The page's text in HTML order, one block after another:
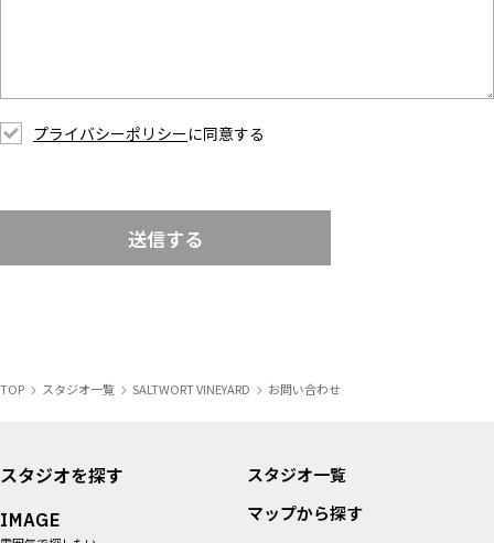
プライバシーポリシーに同意する
送信する
TOP スタジオ一覧 SALTWORT VINEYARD お問い合わせ
スタジオを探す
IMAGE
スタジオ一覧
マップから探す